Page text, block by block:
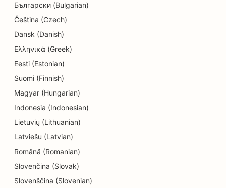
SEO оптимизация за магазини за кексчета
SEO оптимизация за услуги за образование и
SEO за магазини за понички
SEO за електротехници
SEO за химическо чистене
SEO за магазини за електроника
SEO за инженерни фирми
SEO за ендодонтите
SEO за развлечения и отдих
Български (Bulgarian)
Čeština (Czech)
Dansk (Danish)
Ελληνικά (Greek)
Eesti (Estonian)
Suomi (Finnish)
Magyar (Hungarian)
Indonesia (Indonesian)
Lietuvių (Lithuanian)
Latviešu (Latvian)
Română (Romanian)
Slovenčina (Slovak)
Slovenščina (Slovenian)